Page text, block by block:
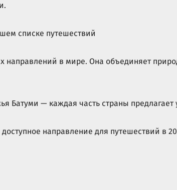
списке путешествий
в мире. Она объединяет
Батуми — каждая часть страны
направление для путешествий в